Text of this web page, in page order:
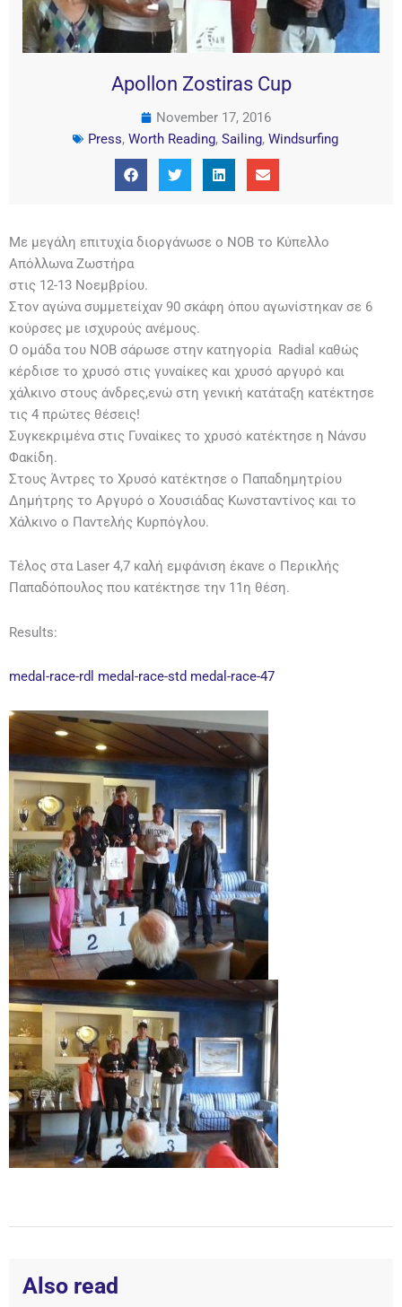
Apollon Zostiras Cup
November 17, 2016
Press, Worth Reading, Sailing, Windsurfing
Με μεγάλη επιτυχία διοργάνωσε ο ΝΟΒ το Κύπελλο
Απόλλωνα Ζωστήρα
στις 12-13 Νοεμβρίου.
Στον αγώνα συμμετείχαν 90 σκάφη όπου αγωνίστηκαν σε 6
κούρσες με ισχυρούς ανέμους.
Ο ομάδα του ΝΟΒ σάρωσε στην κατηγορία Radial καθώς
κέρδισε το χρυσό στις γυναίκες και χρυσό αργυρό και
χάλκινο στους άνδρες,ενώ στη γενική κατάταξη κατέκτησε
τις 4 πρώτες θέσεις!
Συγκεκριμένα στις Γυναίκες το χρυσό κατέκτησε η Νάνσυ
Φακίδη.
Στους Άντρες το Χρυσό κατέκτησε ο Παπαδημητρίου
Δημήτρης το Αργυρό ο Χουσιάδας Κωνσταντίνος και το
Χάλκινο ο Παντελής Κυρπόγλου.
Τέλος στα Laser 4,7 καλή εμφάνιση έκανε ο Περικλής
Παπαδόπουλος που κατέκτησε την 11η θέση.
Results:
medal-race-rdl medal-race-std medal-race-47
Also read